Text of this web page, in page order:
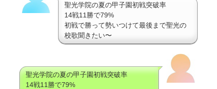
聖光学院の夏の甲子園初戦突破率
14戦11勝で79%
初戦で勝って勢いつけて最後まで聖光の
校歌聞きたい〜
聖光学院の夏の甲子園初戦突破率
14戦11勝で79%